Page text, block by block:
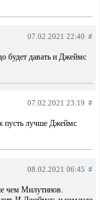
07.02.2021 22:40 #
будет давать и Джеймс
07.02.2021 23:19 #
пусть лучше Джеймс
08.02.2021 06:45 #
чем Милутинов.